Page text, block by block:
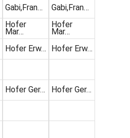
Gabi,Fran…
Hofer
Mar…
Hofer Erw…
Hofer Ger…
Gabi,Fran…
Hofer
Mar…
Hofer Erw…
Hofer Ger…